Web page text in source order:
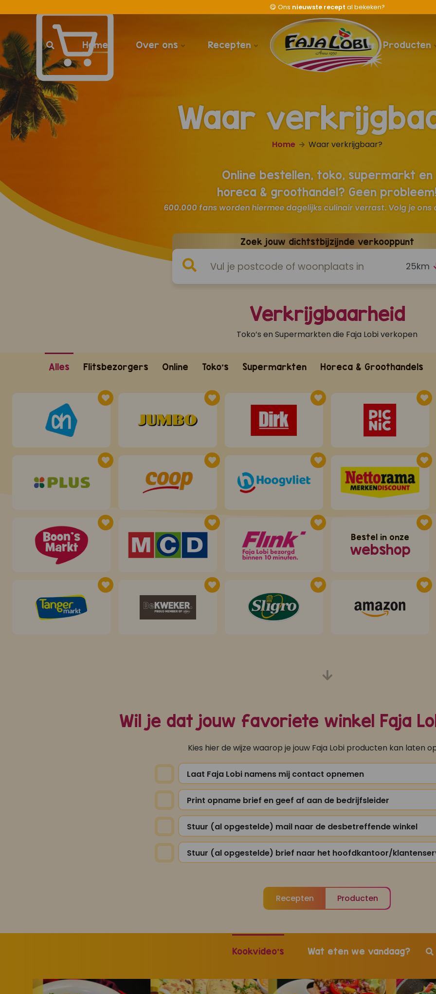
😋 Ons nieuwste recept al bekeken?
Home Over ons Recepten Producten
Waar
Home Waar verkrijgbaar?
Online bestellen, toko, supermarkt en
horeca & groothandel? Geen
600.000 fans worden hiermee dagelijks culinair verrast. Volg je ons
Zoek jouw dichtstbijzijnde verkooppunt
Verkrijgbaarheid
Toko’s en Supermarkten die Faja Lobi verkopen
Alles Flitsbezorgers Online Toko's Supermarkten Horeca & Groothandels
Bestel in onze
webshop
Wil je dat jouw favoriete winkel Faja
Kies hier de wijze waarop je jouw Faja Lobi producten kan laten
Laat Faja Lobi namens mij contact opnemen
Print opname brief en geef af aan de bedrijfsleider
Stuur (al opgestelde) mail naar de desbetreffende winkel
Stuur (al opgestelde) brief naar het hoofdkantoor/
Recepten Producten
Kookvideo's Wat eten we vandaag?